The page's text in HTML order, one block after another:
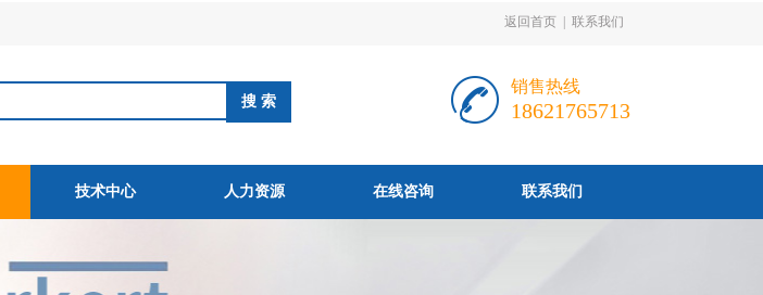
返回首页 联系我们
销售热线
18621765713
技术中心 人力资源 在线咨询 联系我们